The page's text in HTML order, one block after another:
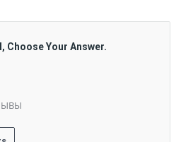
Choose Your Answer.